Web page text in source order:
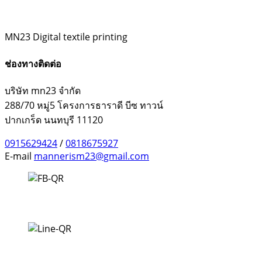
MN23 Digital textile printing
ช่องทางติดต่อ
บริษัท mn23 จำกัด
288/70 หมู่5 โครงการธาราดี บีซ ทาวน์
ปากเกร็ด นนทบุรี 11120
0915629424/0818675927
E-mail mannerism23@gmail.com